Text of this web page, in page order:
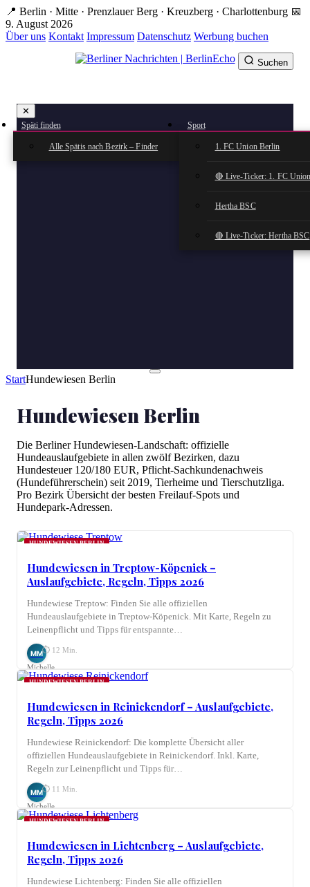
Zum
Hauptinhalt
springen
📍 Berlin · Mitte · Prenzlauer Berg · Kreuzberg · Charlottenburg 📅
9. August 2026
Über uns Kontakt Impressum Datenschutz Werbung buchen
✕
Späti finden
Alle Spätis nach Bezirk – Finder
Sport
1. FC Union Berlin
🔴 Live-Ticker: 1. FC
Hertha BSC
🔴 Live-Ticker: Hertha BSC
Suchen
StartHundewiesen Berlin
Hundewiesen Berlin
Die Berliner Hundewiesen-Landschaft: offizielle
Hundeauslaufgebiete in allen zwölf Bezirken, dazu
Hundesteuer 120/180 EUR, Pflicht-Sachkundenachweis
(Hundeführerschein) seit 2019, Tierheime und Tierschutzliga.
Pro Bezirk Übersicht der besten Freilauf-Spots und
Hundepark-Adressen.
HUNDEWIESEN BERLIN
Hundewiesen in Treptow-Köpenick –
Auslaufgebiete, Regeln, Tipps 2026
Hundewiese Treptow: Finden Sie alle offiziellen
Hundeauslaufgebiete in Treptow-Köpenick. Mit Karte, Regeln zu
Leinenpflicht und Tipps für entspannte…
MM
Michelle
Möhring
⏱ 12 Min.
HUNDEWIESEN BERLIN
Hundewiesen in Reinickendorf – Auslaufgebiete,
Regeln, Tipps 2026
Hundewiese Reinickendorf: Die komplette Übersicht aller
offiziellen Hundeauslaufgebiete in Reinickendorf. Inkl. Karte,
Regeln zur Leinenpflicht und Tipps für…
MM
Michelle
Möhring
⏱ 11 Min.
HUNDEWIESEN BERLIN
Hundewiesen in Lichtenberg – Auslaufgebiete,
Regeln, Tipps 2026
Hundewiese Lichtenberg: Finden Sie alle offiziellen